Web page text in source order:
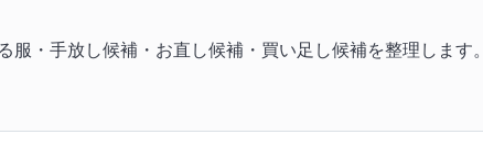
・手放し候補・お直し候補・買い足し候補を整理します。